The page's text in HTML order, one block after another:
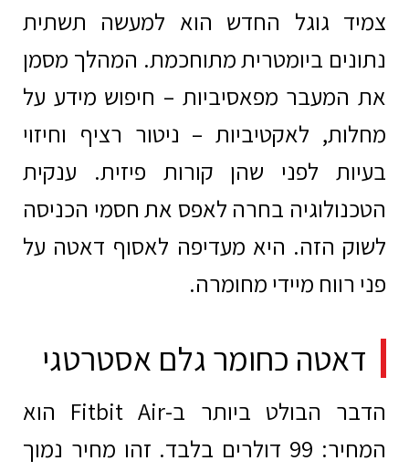
צמיד גוגל החדש הוא למעשה תשתית
נתונים ביומטרית מתוחכמת. המהלך מסמן
את המעבר מפאסיביות – חיפוש מידע על
מחלות, לאקטיביות – ניטור רציף וחיזוי
בעיות לפני שהן קורות פיזית. ענקית
הטכנולוגיה בחרה לאפס את חסמי הכניסה
לשוק הזה. היא מעדיפה לאסוף דאטה על
פני רווח מיידי מחומרה.
דאטה כחומר גלם אסטרטגי
הדבר הבולט ביותר ב-Fitbit Air הוא
המחיר: 99 דולרים בלבד. זהו מחיר נמוך